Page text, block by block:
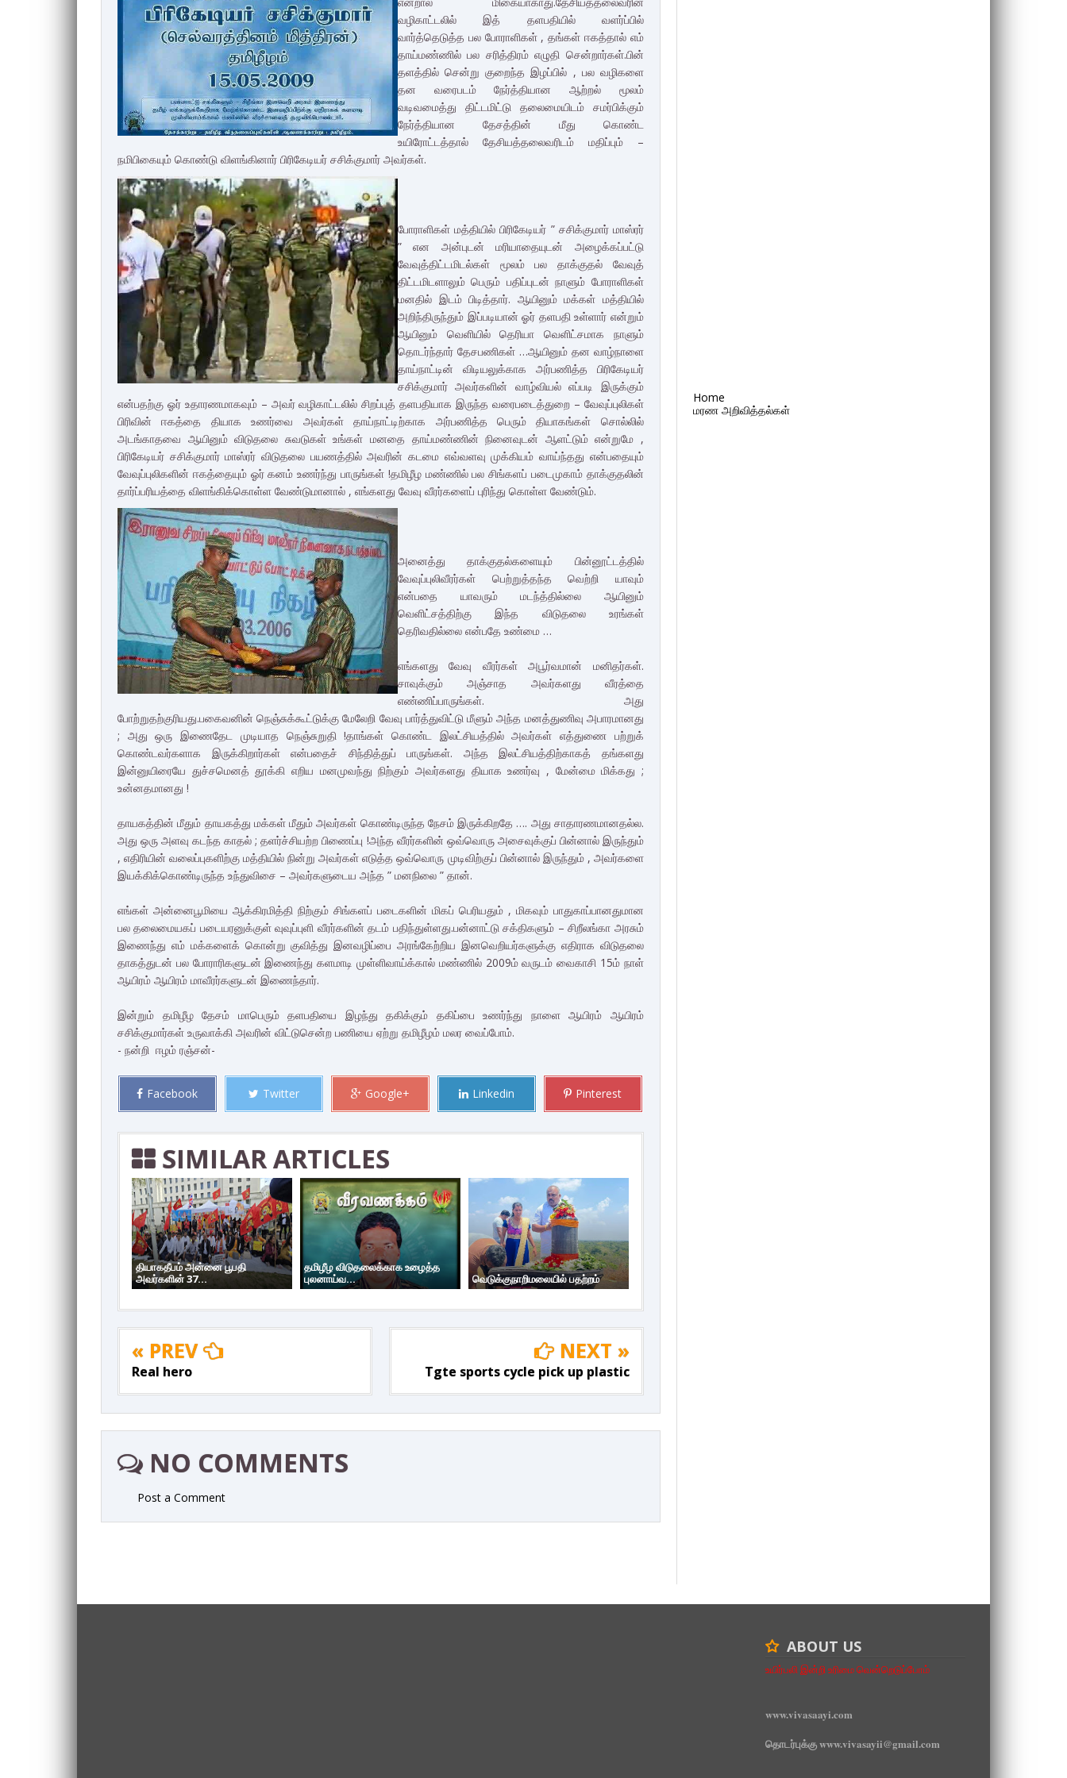
வழிகாட்டலில் இத் தளபதியில் வளர்ப்பில்
வார்த்தெடுத்த பல போராளிகள் , தங்கள் ஈகத்தால் எம்
தாய்மண்ணில் பல சரித்திரம் எழுதி சென்றார்கள்.பின்
தளத்தில் சென்று குறைந்த இழப்பில் , பல வழிகளை
தன வரைபடம் நேர்த்தியான ஆற்றல் மூலம்
வடிவமைத்து திட்டமிட்டு தலைமையிடம் சமர்பிக்கும்
நேர்த்தியான தேசத்தின் மீது கொண்ட
உயிரோட்டத்தால் தேசியத்தலைவரிடம் மதிப்பும் –
நமிபிகையும் கொண்டு விளங்கினார் பிரிகேடியர் சசிக்குமார் அவர்கள்.
போராளிகள் மத்தியில் பிரிகேடியர் ” சசிக்குமார் மாஸ்ரர்
” என அன்புடன் மரியாதையுடன் அழைக்கப்பட்டு
வேவுத்திட்டமிடல்கள் மூலம் பல தாக்குதல் வேவுத்
திட்டமிடளாலும் பெரும் பதிப்புடன் நாளும் போராளிகள்
மனதில் இடம் பிடித்தார். ஆயினும் மக்கள் மத்தியில்
அறிந்திருந்தும் இப்படியான் ஓர் தளபதி உள்ளார் என்றும்
ஆயினும் வெளியில் தெரியா வெளிட்சமாக நாளும்
தொடர்ந்தார் தேசபணிகள் …ஆயினும் தன வாழ்நாளை
தாய்நாட்டின் விடியலுக்காக அர்பணித்த பிரிகேடியர்
சசிக்குமார் அவர்களின் வாழ்வியல் எப்படி இருக்கும்
என்பதற்கு ஓர் உதாரணமாகவும் – அவர் வழிகாட்டலில் சிறப்புத் தளபதியாக இருந்த வரைபடைத்துறை – வேவுப்புலிகள்
பிரிவின் ஈகத்தை தியாக உணர்வை அவர்கள் தாய்நாட்டிற்காக அர்பணித்த பெரும் தியாகங்கள் சொல்லில்
அடங்காதவை ஆயினும் விடுதலை சுவடுகள் உங்கள் மனதை தாய்மண்ணின் நினைவுடன் ஆளட்டும் என்றுமே ,
பிரிகேடியர் சசிக்குமார் மாஸ்ரர் விடுதலை பயணத்தில் அவரின் கடமை எவ்வளவு முக்கியம் வாய்ந்தது என்பதையும்
வேவுப்புலிகளின் ஈகத்தையும் ஓர் கனம் உணர்ந்து பாருங்கள் !தமிழீழ மண்ணில் பல சிங்களப் படைமுகாம் தாக்குதலின்
தார்ப்பரியத்தை விளங்கிக்கொள்ள வேண்டுமானால் , எங்களது வேவு வீரர்களைப் புரிந்து கொள்ள வேண்டும்.
அனைத்து தாக்குதல்களையும் பின்னூட்டத்தில்
வேவுப்புலிவீரர்கள் பெற்றுத்தந்த வெற்றி யாவும்
என்பதை யாவரும் மடந்த்தில்லை ஆயினும்
வெளிட்சத்திற்கு இந்த விடுதலை உரங்கள்
தெரிவதில்லை என்பதே உண்மை …
எங்களது வேவு வீரர்கள் அபூர்வமான் மனிதர்கள்.
சாவுக்கும் அஞ்சாத அவர்களது வீரத்தை
எண்ணிப்பாருங்கள். அது
போற்றுதற்குரியது.பகைவனின் நெஞ்சுக்கூட்டுக்கு மேலேறி வேவு பார்த்துவிட்டு மீளும் அந்த மனத்துணிவு அபாரமானது
; அது ஒரு இணைதேட முடியாத நெஞ்சுறுதி !தாங்கள் கொண்ட இலட்சியத்தில் அவர்கள் எத்துணை பற்றுக்
கொண்டவர்களாக இருக்கிறார்கள் என்பதைச் சிந்தித்துப் பாருங்கள். அந்த இலட்சியத்திற்காகத் தங்களது
இன்னுயிரையே துச்சமெனத் தூக்கி எறிய மனமுவந்து நிற்கும் அவர்களது தியாக உணர்வு , மேன்மை மிக்கது ;
உன்னதமானது !
தாயகத்தின் மீதும் தாயகத்து மக்கள் மீதும் அவர்கள் கொண்டிருந்த நேசம் இருக்கிறதே …. அது சாதாரணமானதல்ல.
அது ஒரு அளவு கடந்த காதல் ; தளர்ச்சியற்ற பிணைப்பு !அந்த வீரர்களின் ஒவ்வொரு அசைவுக்குப் பின்னால் இருந்தும்
, எதிரியின் வலைப்புகளிற்கு மத்தியில் நின்று அவர்கள் எடுத்த ஒவ்வொரு முடிவிற்குப் பின்னால் இருந்தும் , அவர்களை
இயக்கிக்கொண்டிருந்த உந்துவிசை – அவர்களுடைய அந்த ” மனநிலை ” தான்.
எங்கள் அன்னைபூமியை ஆக்கிரமித்தி நிற்கும் சிங்களப் படைகளின் மிகப் பெரியதும் , மிகவும் பாதுகாப்பானதுமான
பல தலைமையகப் படையரனுக்குள் வுவுப்புளி வீரர்களின் தடம் பதிந்துள்ளது.பன்னாட்டு சக்திகளும் – சிறீலங்கா அரசும்
இணைந்து எம் மக்களைக் கொன்று குவித்து இனவழிப்பை அரங்கேற்றிய இனவெறியர்களுக்கு எதிராக விடுதலை
தாகத்துடன் பல போராரிகளுடன் இணைந்து களமாடி முள்ளிவாய்க்கால் மண்ணில் 2009ம் வருடம் வைகாசி 15ம் நாள்
ஆயிரம் ஆயிரம் மாவீரர்களுடன் இணைந்தார்.
இன்றும் தமிழீழ தேசம் மாபெரும் தளபதியை இழந்து தகிக்கும் தகிப்பை உணர்ந்து நாளை ஆயிரம் ஆயிரம்
சசிக்குமார்கள் உருவாக்கி அவரின் விட்டுசென்ற பணியை ஏற்று தமிழீழம் மலர வைப்போம்.
- நன்றி ஈழம் ரஞ்சன்-
Facebook Twitter Google+ Linkedin Pinterest
SIMILAR ARTICLES
தியாகதீபம் அன்னை பூபதி
அவர்களின் 37...
தமிழீழ விடுதலைக்காக உழைத்த
புலனாய்வ...
வெடுக்குநாறிமலையில் பதற்றம்
« PREV
Real hero
NEXT »
Tgte sports cycle pick up plastic
NO COMMENTS
Post a Comment
Home
மரண அறிவித்தல்கள்
ABOUT US
உயிர்பலி இன்றி உரிமை வென்றெடுப்போம்
www.vivasaayi.com
தொடர்புக்கு www.vivasayii@gmail.com